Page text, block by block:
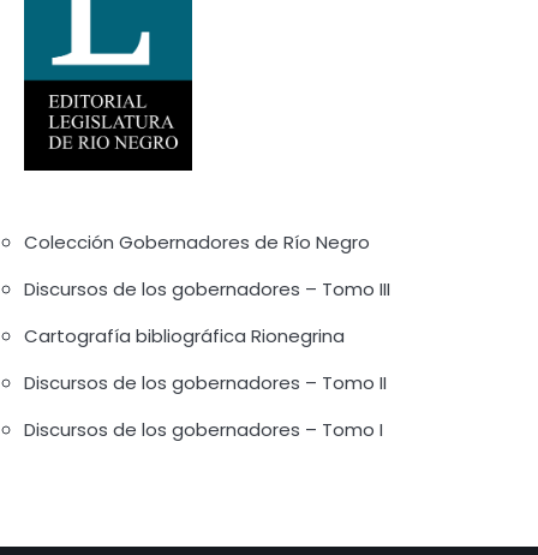
Colección Gobernadores de Río Negro
Discursos de los gobernadores – Tomo III
Cartografía bibliográfica Rionegrina
Discursos de los gobernadores – Tomo II
Discursos de los gobernadores – Tomo I